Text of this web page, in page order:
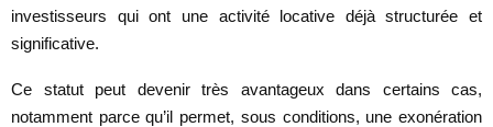
investisseurs qui ont une activité locative déjà structurée et
significative.
Ce statut peut devenir très avantageux dans certains cas,
notamment parce qu’il permet, sous conditions, une exonération